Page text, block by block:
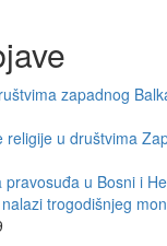
zapadnog
religije u društvima
pravosuđa u Bosni i
trogodišnjeg